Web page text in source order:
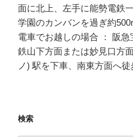
面に北上、左手に能勢電鉄
学園のカンバンを過ぎ約
電車でお越しの場合 ： 阪
鉄山下方面または妙見口方
ノ) 駅を下車、南東方面へ
検索